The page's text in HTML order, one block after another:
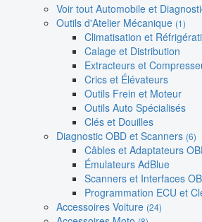
Voir tout Automobile et
Outils d'Atelier Mécanique (1)
Climatisation et
Calage et Distribution
Extracteurs et
Crics et Élévateurs
Outils Frein et Moteur
Outils Auto Spécialisés
Clés et Douilles
Diagnostic OBD et Scanners (6)
Câbles et Adaptateurs
Émulateurs AdBlue
Scanners et Interfaces
Programmation ECU et
Accessoires Voiture (24)